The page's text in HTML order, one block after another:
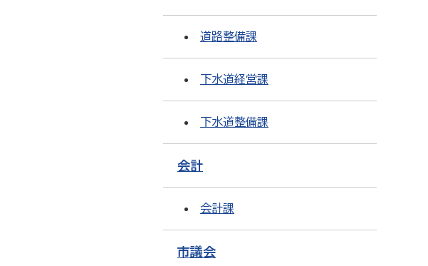
道路整備課
下水道経営課
下水道整備課
会計
会計課
市議会